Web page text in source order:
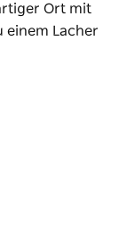
Ort mit
einem Lacher
sehr